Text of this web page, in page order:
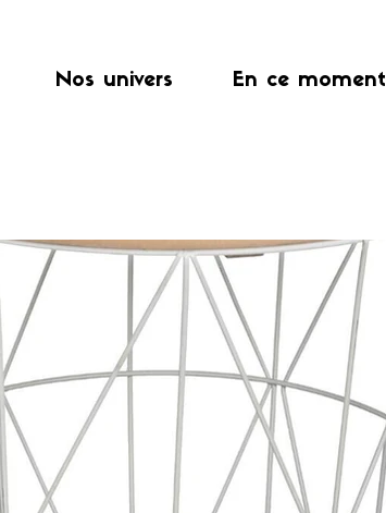
Nos univers En ce moment